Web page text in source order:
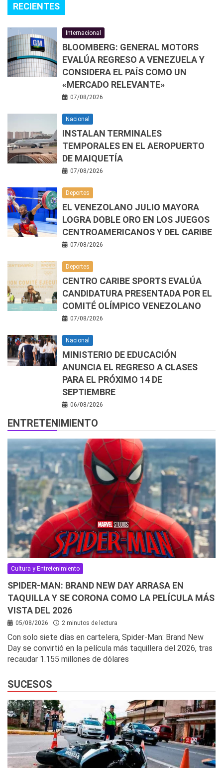
RECIENTES
Internacional
BLOOMBERG: GENERAL MOTORS
EVALÚA REGRESO A VENEZUELA Y
CONSIDERA EL PAÍS COMO UN
«MERCADO RELEVANTE»
07/08/2026
Nacional
INSTALAN TERMINALES
TEMPORALES EN EL AEROPUERTO
DE MAIQUETÍA
07/08/2026
Deportes
EL VENEZOLANO JULIO MAYORA
LOGRA DOBLE ORO EN LOS JUEGOS
CENTROAMERICANOS Y DEL CARIBE
07/08/2026
Deportes
CENTRO CARIBE SPORTS EVALÚA
CANDIDATURA PRESENTADA POR EL
COMITÉ OLÍMPICO VENEZOLANO
07/08/2026
Nacional
MINISTERIO DE EDUCACIÓN
ANUNCIA EL REGRESO A CLASES
PARA EL PRÓXIMO 14 DE
SEPTIEMBRE
06/08/2026
ENTRETENIMIENTO
Cultura y Entretenimiento
SPIDER-MAN: BRAND NEW DAY ARRASA EN
TAQUILLA Y SE CORONA COMO LA PELÍCULA MÁS
VISTA DEL 2026
05/08/2026 2 minutos de lectura
Con solo siete días en cartelera, Spider-Man: Brand New
Day se convirtió en la película más taquillera del 2026, tras
recaudar 1.155 millones de dólares
SUCESOS